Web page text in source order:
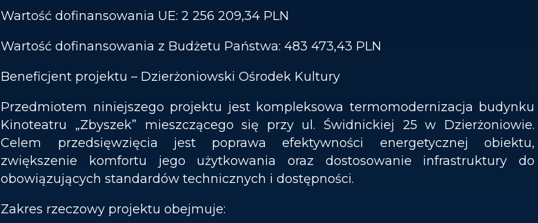
Wartość dofinansowania UE: 2 256 209,34 PLN
Wartość dofinansowania z Budżetu Państwa: 483 473,43 PLN
Beneficjent projektu – Dzierżoniowski Ośrodek Kultury
Przedmiotem niniejszego projektu jest kompleksowa termomodernizacja budynku
Kinoteatru „Zbyszek” mieszczącego się przy ul. Świdnickiej 25 w Dzierżoniowie.
Celem przedsięwzięcia jest poprawa efektywności energetycznej obiektu,
zwiększenie komfortu jego użytkowania oraz dostosowanie infrastruktury do
obowiązujących standardów technicznych i dostępności.
Zakres rzeczowy projektu obejmuje: